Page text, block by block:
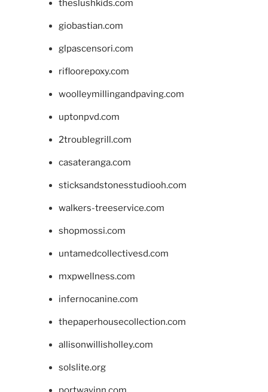
theslushkids.com
giobastian.com
glpascensori.com
rifloorepoxy.com
woolleymillingandpaving.com
uptonpvd.com
2troublegrill.com
casateranga.com
sticksandstonesstudiooh.com
walkers-treeservice.com
shopmossi.com
untamedcollectivesd.com
mxpwellness.com
infernocanine.com
thepaperhousecollection.com
allisonwillisholley.com
solslite.org